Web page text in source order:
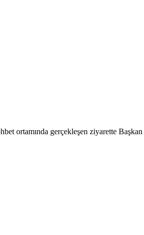
ortamında gerçekleşen ziyarette